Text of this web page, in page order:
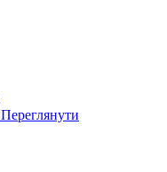
Переглянути